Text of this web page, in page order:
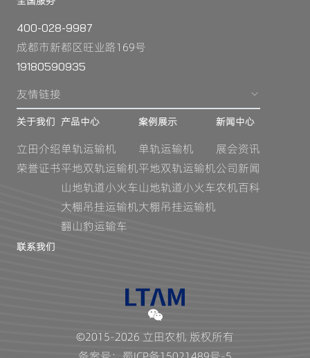
400-028-9987
成都市新都区旺业路169号
19180590935
友情链接
关于我们
立田介绍
荣誉证书
产品中心
单轨运输机
平地双轨运输机
山地轨道小火车
大棚吊挂运输机
翻山豹运输车
案例展示
单轨运输机
平地双轨运输机
山地轨道小火车
大棚吊挂运输机
新闻中心
展会资讯
公司新闻
农机百科
联系我们
©2015-2026 立田农机 版权所有